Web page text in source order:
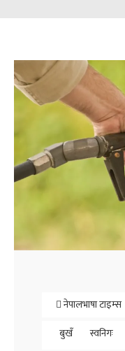
नेपालभाषा टाइम्स
बुखँ
स्वनिगः